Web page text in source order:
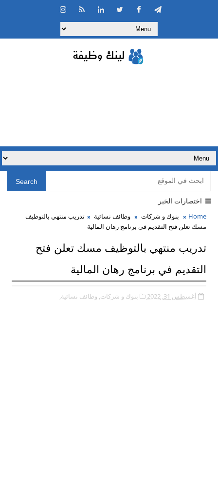
Search
اختصارات الخبر
Home بنوك و شركات وظائف نسائية
تدريب منتهي بالتوظيف
مسك تعلن فتح التقديم في برنامج رهان المالية
تدريب منتهي بالتوظيف مسك تعلن فتح
التقديم في برنامج رهان المالية
أغسطس 31, 2022 بنوك و شركات, وظائف نسائية,